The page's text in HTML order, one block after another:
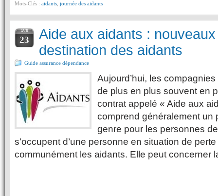
Mots-Clés : aidants journée des aidants
AVR
23
Aide aux aidants :
destination des aidants
Guide assurance dépendance
Aujourd’hui, les
de plus en plus souvent en
contrat appelé « Aide aux
comprend généralement un
genre pour les personnes
s’occupent d’une personne en situation de
communément les aidants. Elle peut concerner